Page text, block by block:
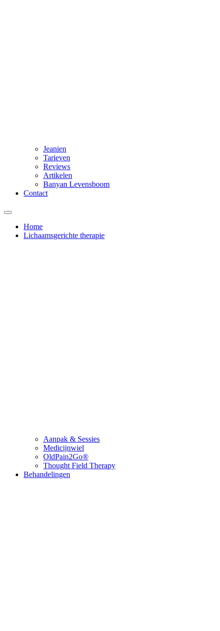
Jeanien
Tarieven
Reviews
Artikelen
Banyan Levensboom
Contact
Home
Lichaamsgerichte therapie
Aanpak & Sessies
Medicijnwiel
OldPain2Go®
Thought Field Therapy
Behandelingen